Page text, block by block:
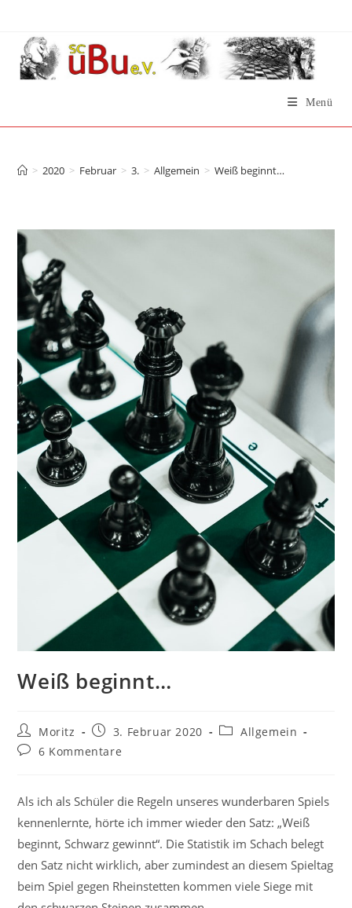
springen
Menü
> 2020 > Februar > 3. > Allgemein > Weiß beginnt…
Weiß beginnt…
Beitrags-
Autor:
Moritz
Beitrag
veröffentlicht:
3. Februar 2020
Beitrags-
Allgemein
Beitrags-
6 Kommentare
Als ich als Schüler die Regeln unseres wunderbaren Spiels
kennenlernte, hörte ich immer wieder den Satz: „Weiß
beginnt, Schwarz gewinnt“. Die Statistik im Schach belegt
den Satz nicht wirklich, aber zumindest an diesem Spieltag
beim Spiel gegen Rheinstetten kommen viele Siege mit